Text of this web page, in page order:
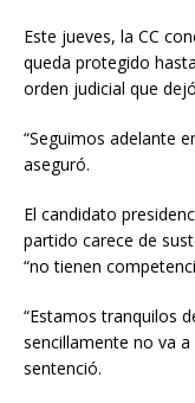
Este jueves, la CC
queda protegido
orden judicial que
“Seguimos adelante
aseguró.
El candidato
partido carece de
“no tienen
“Estamos tranquilos
sencillamente no va
sentenció.